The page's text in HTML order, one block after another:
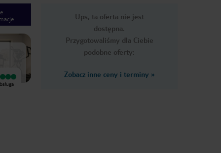
Ups, ta oferta nie jest
dostępna.
Przygotowaliśmy dla Ciebie
podobne oferty:
Zobacz inne ceny i terminy »
Next slide
1/25
Wyjątkowy